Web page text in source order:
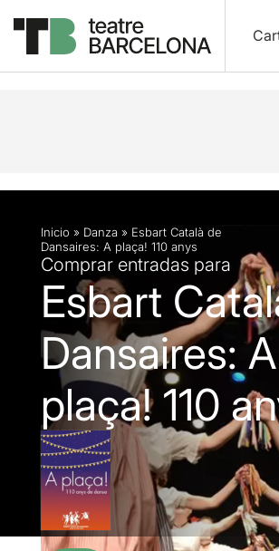
Descripción Ficha artística
Inicio » Danza » Esbart Català de
Dansaires: A plaça! 110 anys
Comprar entradas para
Esbart
Dansaires: A
plaça! 110